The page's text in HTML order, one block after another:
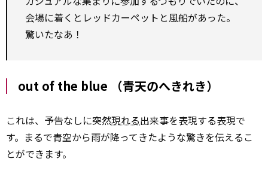
会場に着くとレッドカーペットと風船があった。
驚いたなあ！
out of the blue （青天のへきれき）
これは、予告なしに突然現れる出来事を表現する表現で
す。まるで青空から雨が降ってきたような驚きを伝えるこ
とができます。